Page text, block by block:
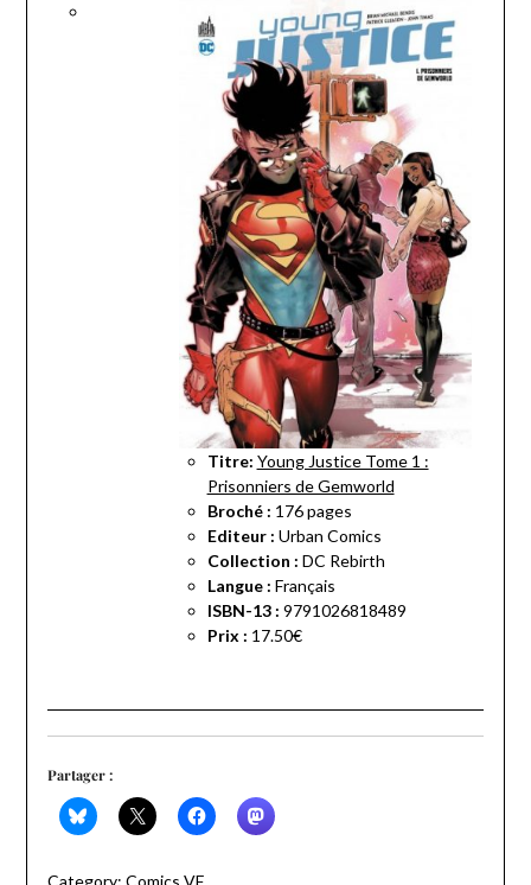
Titre: Young Justice Tome 1 :
Prisonniers de Gemworld
Broché : 176 pages
Editeur : Urban Comics
Collection : DC Rebirth
Langue : Français
ISBN-13 : 9791026818489
Prix : 17.50€
Partager :
Category: Comics VF